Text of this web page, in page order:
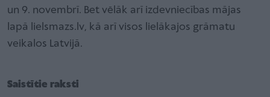
un 9. novembrī. Bet vēlāk arī izdevniecības mājas
lapā lielsmazs.lv, kā arī visos lielākajos grāmatu
veikalos Latvijā.
Saistītie raksti